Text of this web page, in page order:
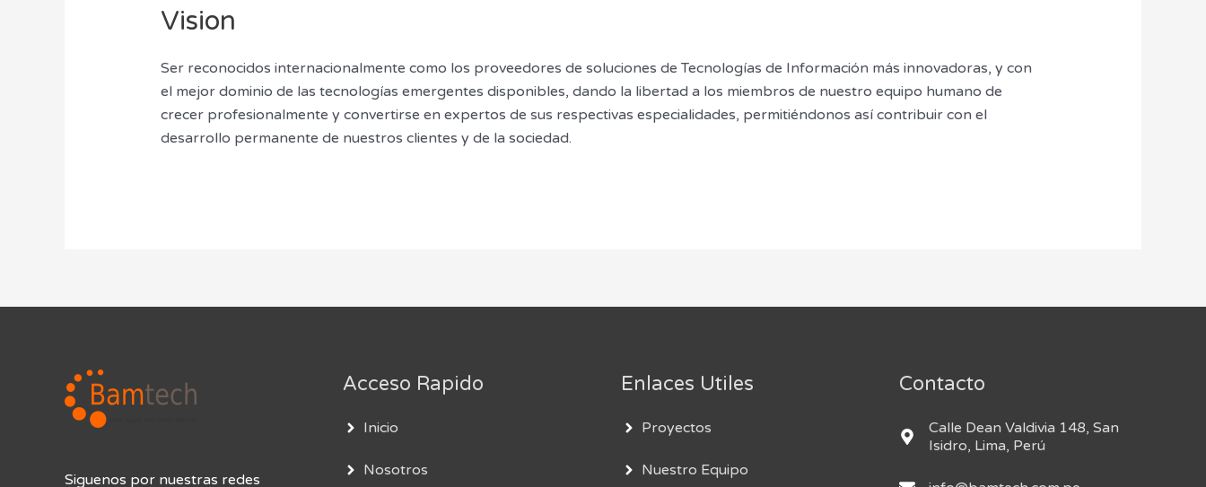
Vision
Ser reconocidos internacionalmente como los proveedores de soluciones de Tecnologías de Información más innovadoras, y con
el mejor dominio de las tecnologías emergentes disponibles, dando la libertad a los miembros de nuestro equipo humano de
crecer profesionalmente y convertirse en expertos de sus respectivas especialidades, permitiéndonos así contribuir con el
desarrollo permanente de nuestros clientes y de la sociedad.
Siguenos por nuestras redes
Acceso Rapido
Inicio
Nosotros
Enlaces Utiles
Proyectos
Nuestro Equipo
Contacto
Calle Dean Valdivia 148, San
Isidro, Lima, Perú